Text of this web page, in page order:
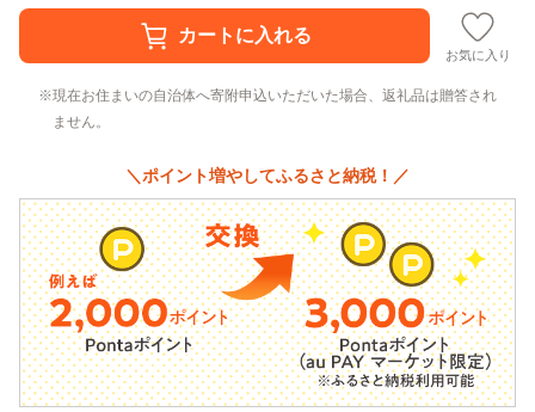
お気に入り
現在お住まいの自治体へ寄附申込いただいた場合、返礼品は贈答され
ません。
＼ポイント増やしてふるさと納税！／